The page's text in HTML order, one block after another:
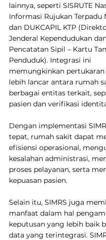
lainnya, seperti SISRUTE
Informasi Rujukan Terpadu
dan DUKCAPIL KTP
Jenderal Kependudukan
Pencatatan Sipil – Kartu
Penduduk). Integrasi ini
memungkinkan pertukaran
lebih lancar antara rumah
berbagai entitas terkait,
pasien dan verifikasi
Dengan implementasi
tepat, rumah sakit dapat
efisiensi operasional,
kesalahan administrasi,
proses pelayanan, serta
kepuasan pasien.
Selain itu, SIMRS juga
manfaat dalam hal
keputusan yang lebih baik
data yang terintegrasi.